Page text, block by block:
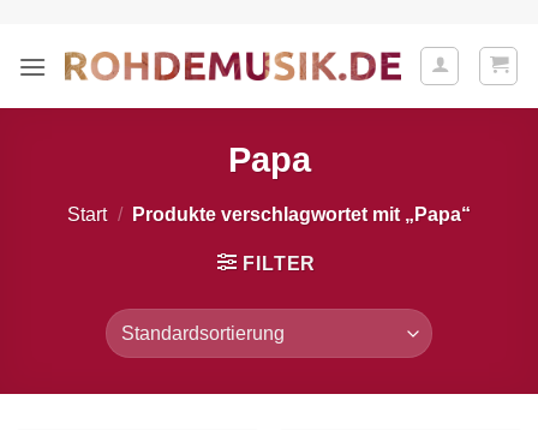
springen
Papa
Start / Produkte verschlagwortet mit „Papa“
FILTER